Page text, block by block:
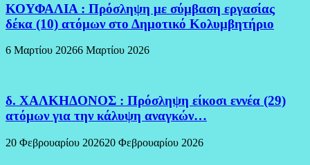
ΚΟΥΦΑΛΙΑ : Πρόσληψη με σύμβαση εργασίας
δέκα (10) ατόμων στο Δημοτικό Κολυμβητήριο
6 Μαρτίου 20266 Μαρτίου 2026
δ. ΧΑΛΚΗΔΟΝΟΣ : Πρόσληψη είκοσι εννέα (29)
ατόμων για την κάλυψη αναγκών…
20 Φεβρουαρίου 202620 Φεβρουαρίου 2026